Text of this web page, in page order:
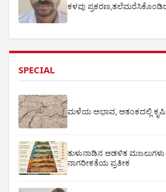
ಕಳವು
SPECIAL
ಮಳೆಯ ಅಭಾವ, ಆತಂಕದಲ್ಲಿ
ತುಳುನಾಡಿನ ಆಡಳಿತ ಮಜಲುಗಳು
ನಾಗರೀಕತೆಯ ಪ್ರತೀಕ